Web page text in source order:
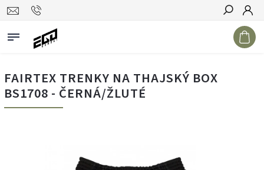
Hledat
FAIRTEX TRENKY NA THAJSKÝ BOX
BS1708 - ČERNÁ/ŽLUTÉ